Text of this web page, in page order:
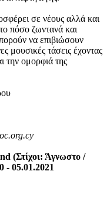
σε νέους αλλά και
πόσο ζωντανά και
να επιβιώσουν
μουσικές τάσεις έχοντας
την ομορφιά της
(Στίχοι: Άγνωστο /
- 05.01.2021